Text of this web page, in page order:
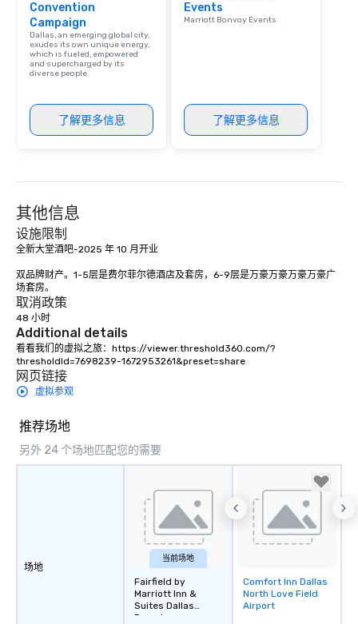
Convention
Campaign
Dallas, an emerging global city,
exudes its own unique energy,
which is fueled, empowered
and supercharged by its
diverse people.
了解更多信息
Events
Marriott Bonvoy Events
了解更多信息
其他信息
设施限制
全新大堂酒吧-2025 年 10 月开业
双品牌财产。1-5层是费尔菲尔德酒店及套房，6-9层是万豪万豪万豪万豪广
场套房。
取消政策
48 小时
Additional details
看看我们的虚拟之旅：https://viewer.threshold360.com/?
thresholdId=7698239-1672953261&preset=share
网页链接
虚拟参观
推荐场地
另外 24 个场地匹配您的需要
场地
当前场地
Fairfield by
Marriott Inn &
Suites Dallas
Downtown
Removed from
favorites
Comfort Inn Dallas
North Love Field
Airport